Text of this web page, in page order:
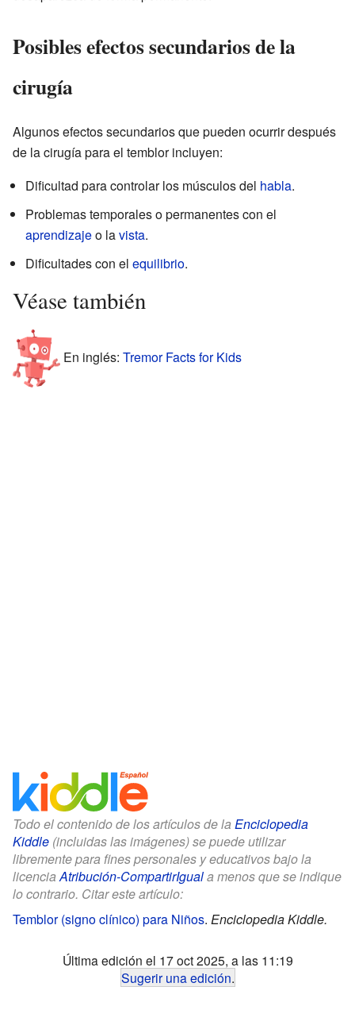
Posibles efectos secundarios de la
cirugía
Algunos efectos secundarios que pueden ocurrir después
de la cirugía para el temblor incluyen:
Dificultad para controlar los músculos del habla.
Problemas temporales o permanentes con el
aprendizajeo lavista.
Dificultades con el equilibrio.
Véase también
En inglés: Tremor Facts for Kids
Todo el contenido de los artículos de la Enciclopedia
Kiddle (incluidas las imágenes) se puede utilizar
libremente para fines personales y educativos bajo la
licenciaAtribución-CompartirIguala menos que se indique
lo contrario. Citar este artículo:
Temblor (signo clínico) para Niños. Enciclopedia Kiddle.
Última edición el 17 oct 2025, a las 11:19
Sugerir una edición.